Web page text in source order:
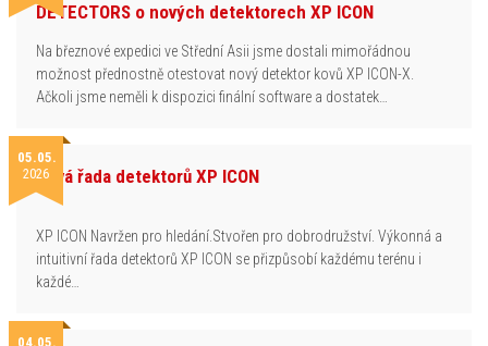
DETECTORS o nových detektorech XP ICON
Na březnové expedici ve Střední Asii jsme dostali mimořádnou
možnost přednostně otestovat nový detektor kovů XP ICON-X.
Ačkoli jsme neměli k dispozici finální software a dostatek…
05.05.
2026Nová řada detektorů XP ICON
XP ICON Navržen pro hledání.Stvořen pro dobrodružství. Výkonná a
intuitivní řada detektorů XP ICON se přizpůsobí každému terénu i
každé…
04.05.